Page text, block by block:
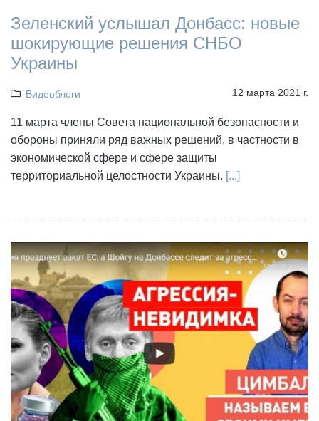
Зеленский услышал Донбасс: новые
шокирующие решения СНБО
Украины
Видеоблоги 12 марта 2021 г.
11 марта члены Совета национальной безопасности и
обороны приняли ряд важных решений, в частности в
экономической сфере и сфере защиты
территориальной целостности Украины. [...]